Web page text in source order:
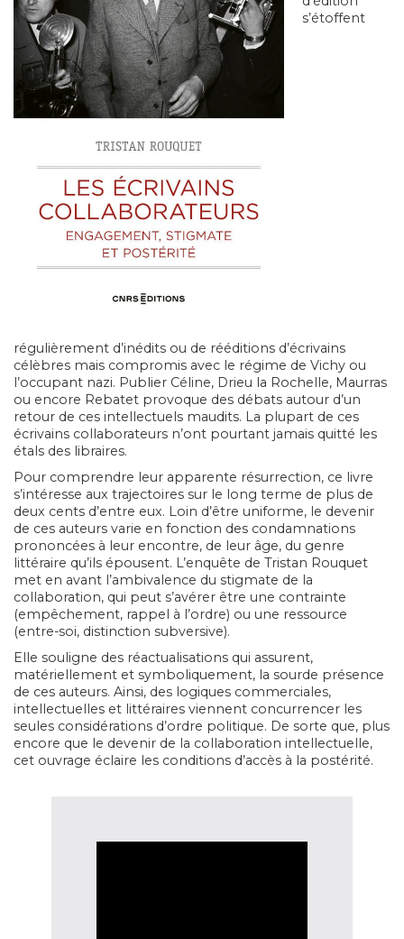
s’étoffent
régulièrement d’inédits ou de rééditions d’écrivains
célèbres mais compromis avec le régime de Vichy ou
l’occupant nazi. Publier Céline, Drieu la Rochelle, Maurras
ou encore Rebatet provoque des débats autour d’un
retour de ces intellectuels maudits. La plupart de ces
écrivains collaborateurs n’ont pourtant jamais quitté les
étals des libraires.
Pour comprendre leur apparente résurrection, ce livre
s’intéresse aux trajectoires sur le long terme de plus de
deux cents d’entre eux. Loin d’être uniforme, le devenir
de ces auteurs varie en fonction des condamnations
prononcées à leur encontre, de leur âge, du genre
littéraire qu’ils épousent. L’enquête de Tristan Rouquet
met en avant l’ambivalence du stigmate de la
collaboration, qui peut s’avérer être une contrainte
(empêchement, rappel à l’ordre) ou une ressource
(entre-soi, distinction subversive).
Elle souligne des réactualisations qui assurent,
matériellement et symboliquement, la sourde présence
de ces auteurs. Ainsi, des logiques commerciales,
intellectuelles et littéraires viennent concurrencer les
seules considérations d’ordre politique. De sorte que, plus
encore que le devenir de la collaboration intellectuelle,
cet ouvrage éclaire les conditions d’accès à la postérité.